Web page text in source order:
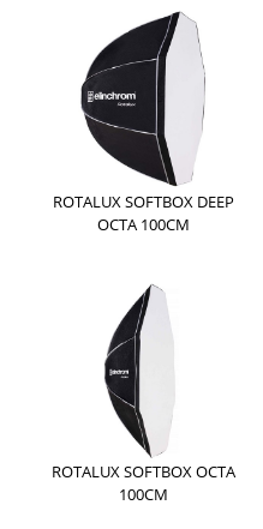
ROTALUX SOFTBOX DEEP
OCTA 100CM
ROTALUX SOFTBOX OCTA
100CM